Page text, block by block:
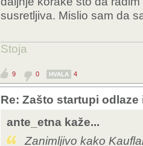
susretljiva. Mislio sam da
Stoja
9 0 HVALA 4
Re: Zašto startupi
ante_etna kaže...
Zanimljivo kako